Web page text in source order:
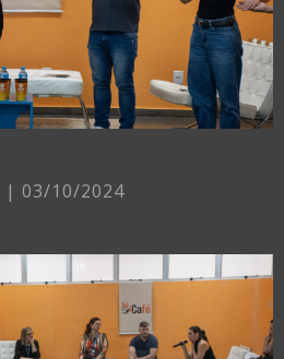
03/10/2024